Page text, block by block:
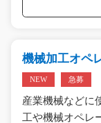
機械加工オペ
NEW 急募
産業機械などに
工や機械オペレ